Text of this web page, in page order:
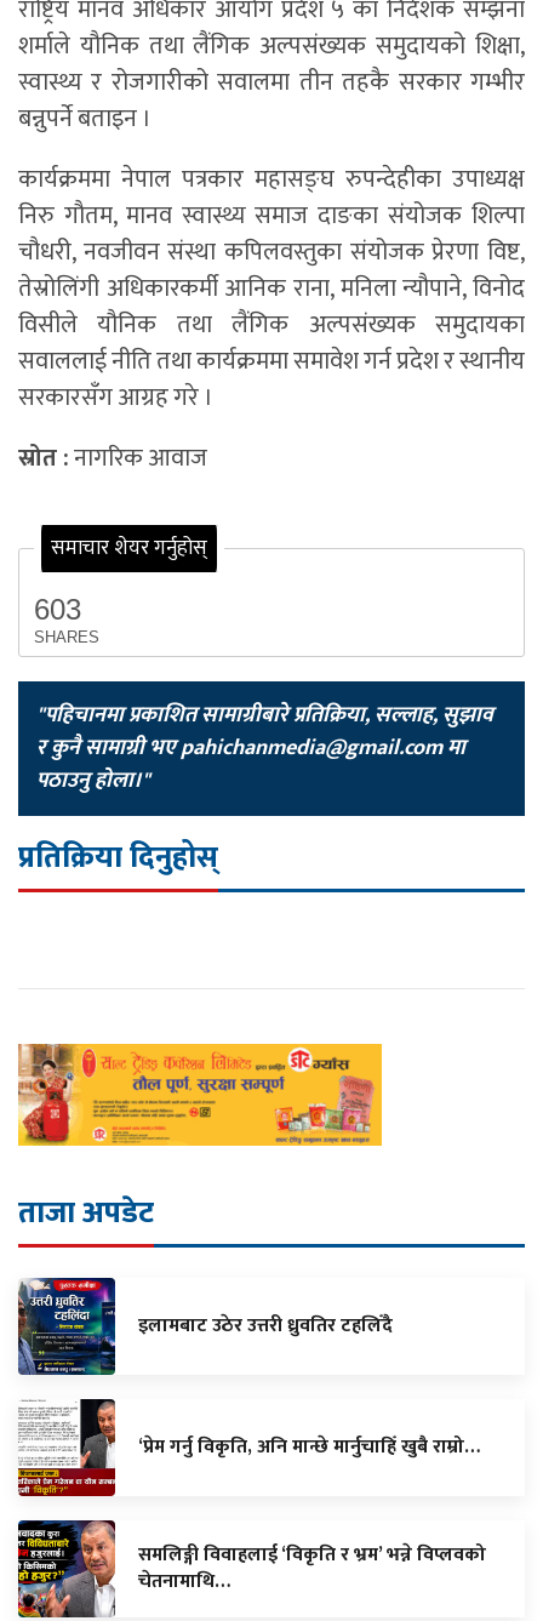
राष्ट्रिय मानव अधिकार आयोग प्रदेश ५ का निर्देशक सम्झना
शर्माले यौनिक तथा लैंगिक अल्पसंख्यक समुदायको शिक्षा,
स्वास्थ्य र रोजगारीको सवालमा तीन तहकै सरकार गम्भीर
बन्नुपर्ने बताइन ।
कार्यक्रममा नेपाल पत्रकार महासङ्घ रुपन्देहीका उपाध्यक्ष
निरु गौतम, मानव स्वास्थ्य समाज दाङका संयोजक शिल्पा
चौधरी, नवजीवन संस्था कपिलवस्तुका संयोजक प्रेरणा विष्ट,
तेस्रोलिंगी अधिकारकर्मी आनिक राना, मनिला न्यौपाने, विनोद
विसीले यौनिक तथा लैंगिक अल्पसंख्यक समुदायका
सवाललाई नीति तथा कार्यक्रममा समावेश गर्न प्रदेश र स्थानीय
सरकारसँग आग्रह गरे ।
स्रोत :नागरिक आवाज
समाचार शेयर गर्नुहोस्
603
SHARES
"पहिचानमा प्रकाशित सामाग्रीबारे प्रतिक्रिया, सल्लाह, सुझाव
र कुनै सामाग्री भएpahichanmedia@gmail.comमा
पठाउनु होला।"
प्रतिक्रिया दिनुहोस्
ताजा अपडेट
इलामबाट उठेर उत्तरी ध्रुवतिर टहलिँदै
‘प्रेम गर्नु विकृति, अनि मान्छे मार्नुचाहिँ खुबै राम्रो…
समलिङ्गी विवाहलाई ‘विकृति र भ्रम’ भन्ने विप्लवको
चेतनामाथि…